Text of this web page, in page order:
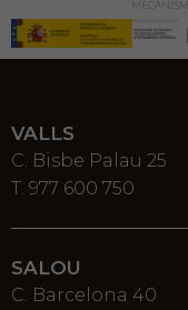
VALLS
C. Bisbe Palau 25
T. 977 600 750
SALOU
C. Barcelona 40